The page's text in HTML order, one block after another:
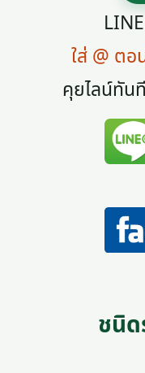
ใส่ @ ต
คุยไลน์ทัน
ชนิด